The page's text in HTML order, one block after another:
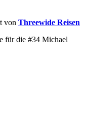
von Threewide Reisen
für die #34 Michael